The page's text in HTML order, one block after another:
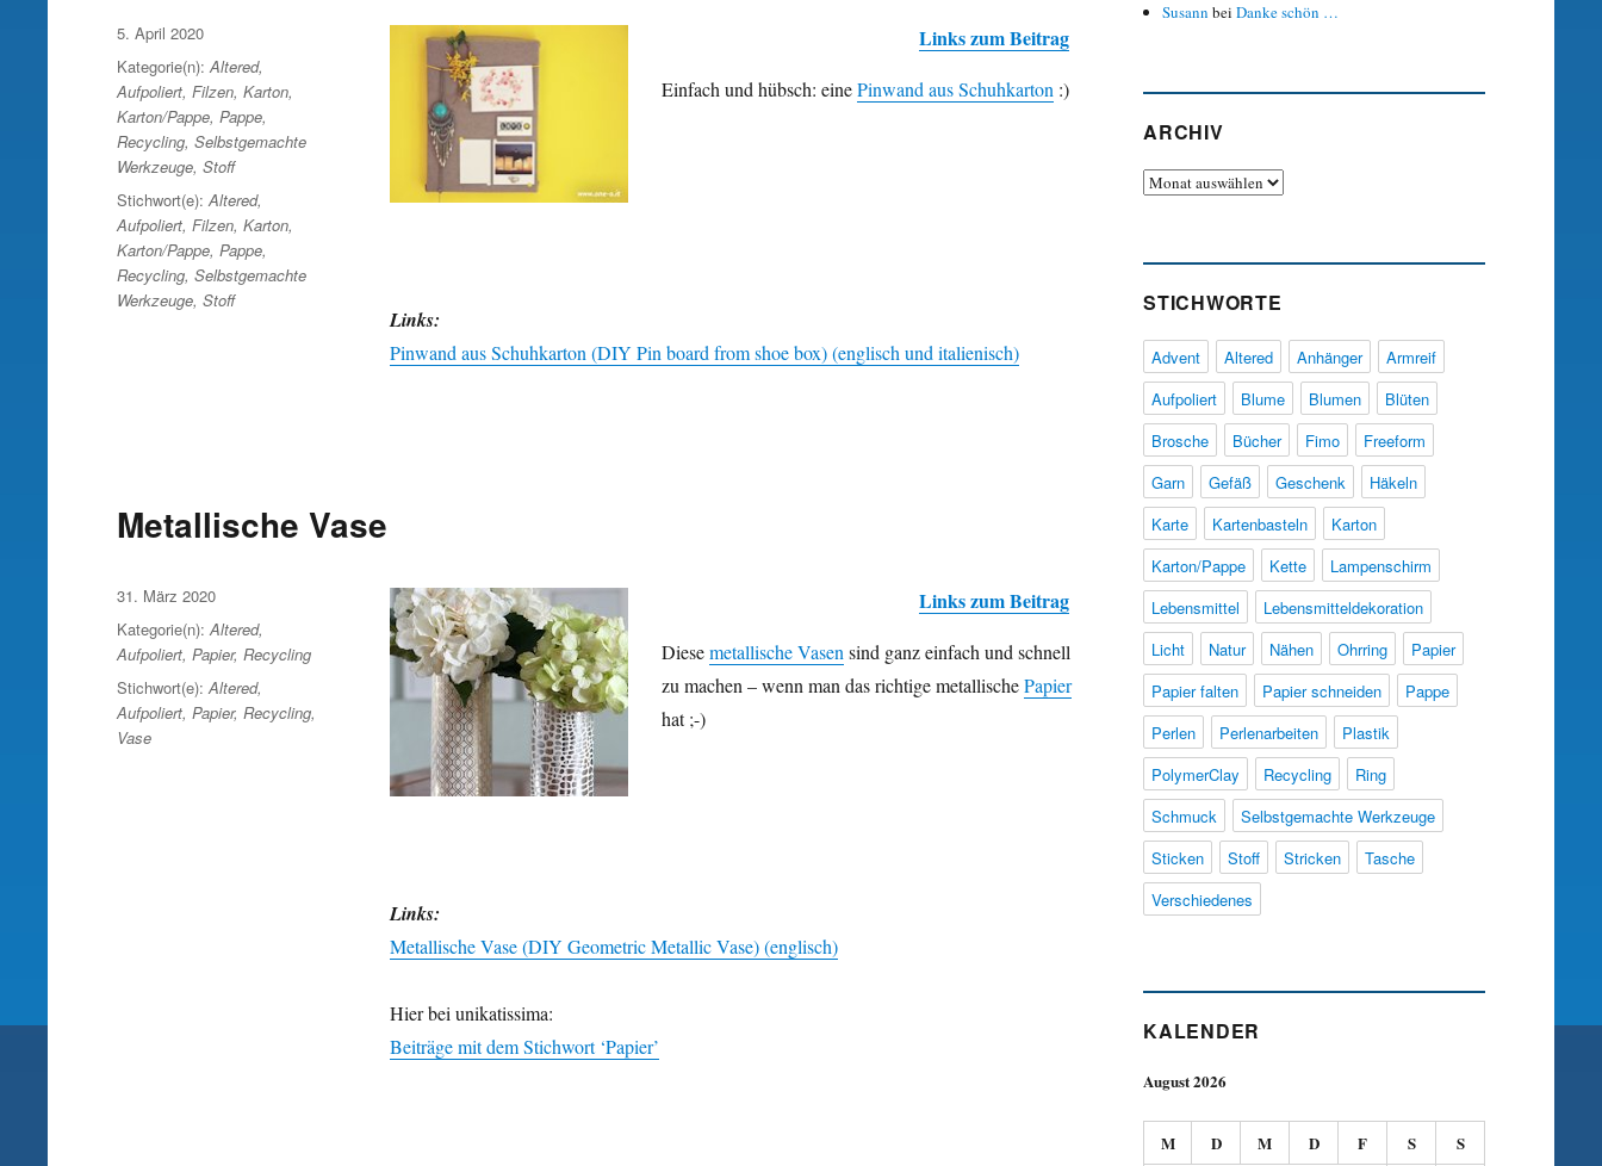
Links zum Beitrag
Einfach und hübsch: einePin­wand aus Schuh­karton :)
Links:
Pinwand aus Schuhkarton (DIY Pin board from shoe box) (englisch und italienisch)
Veröffentlicht
am
5. April 2020
Kategorie(n):Altered,
Aufpoliert, Filzen, Karton,
Karton/Pappe, Pappe,
Recycling, Selbstgemachte
Werkzeuge, Stoff
Stichwort(e):Altered,
Aufpoliert, Filzen, Karton,
Karton/Pappe, Pappe,
Recycling, Selbstgemachte
Werkzeuge, Stoff
Metallische Vase
Links zum Beitrag
Diesemetallische Vasen sind ganz einfach und schnell
zu machen – wenn man das richtige metallischePapier
hat ;-)
Links:
Metallische Vase (DIY Geometric Metallic Vase) (englisch)
Hier bei unikatissima:
Beiträge mit dem Stichwort ‘Papier’
Veröffentlicht
am
31. März 2020
Kategorie(n): Altered,
Aufpoliert, Papier, Recycling
Stichwort(e): Altered,
Aufpoliert, Papier, Recycling,
Vase
Susann beiDanke schön …
ARCHIV
Archiv
STICHWORTE
Advent Altered Anhänger
Armreif
Aufpoliert
Blume Blumen
Blüten
Brosche
Bücher Fimo
Freeform
Garn
Gefäß Geschenk
Häkeln
Karte
Kartenbasteln
Karton
Karton/Pappe
Kette
Lampenschirm
Lebensmittel
Lebensmitteldekoration
Licht
Natur Nähen Ohrring
Papier
Papier falten
Papier schneiden
Pappe
Perlen
Perlenarbeiten
Plastik
PolymerClay
Recycling
Ring
Schmuck
Selbstgemachte Werkzeuge
Sticken
Stoff Stricken
Tasche
Verschiedenes
KALENDER
August 2026
M D M D F S S